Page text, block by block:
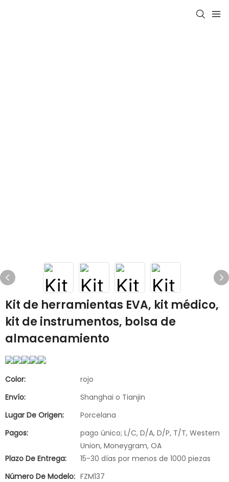
Kit de herramientas EVA, kit médico,
kit de instrumentos, bolsa de
almacenamiento
Color:
rojo
Envío:
Shanghai o Tianjin
Lugar De Origen:
Porcelana
Pagos:
pago único; L/C, D/A, D/P, T/T, Western
Union, Moneygram, OA
Plazo De Entrega:
15-30 días por menos de 1000 piezas
Número De Modelo: FZM137